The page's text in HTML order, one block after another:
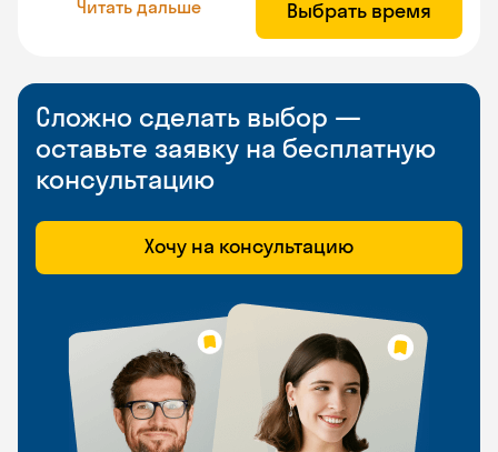
Читать дальше Выбрать время
Сложно сделать выбор —
оставьте заявку на бесплатную
консультацию
Хочу на консультацию